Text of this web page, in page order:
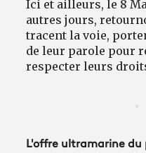
Ici et ailleurs, le 8
autres jours,
tracent la voie,
de leur parole pour
respecter leurs
L'offre ultramarine